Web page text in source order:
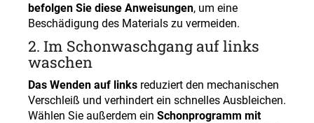
befolgen Sie diese Anweisungen, um eine
Beschädigung des Materials zu vermeiden.
2. Im Schonwaschgang auf links
waschen
Das Wenden auf links reduziert den mechanischen
Verschleiß und verhindert ein schnelles Ausbleichen.
Wählen Sie außerdem ein Schonprogramm mit